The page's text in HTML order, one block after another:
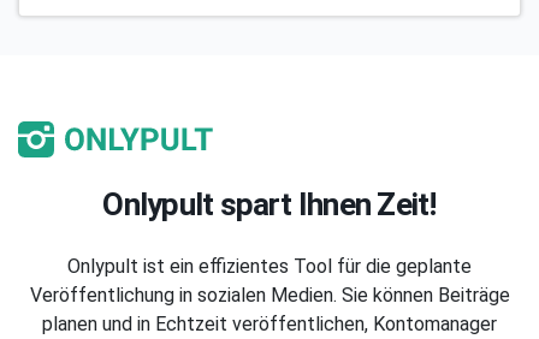
Onlypult spart Ihnen Zeit!
Onlypult ist ein effizientes Tool für die geplante
Veröffentlichung in sozialen Medien. Sie können Beiträge
planen und in Echtzeit veröffentlichen, Kontomanager